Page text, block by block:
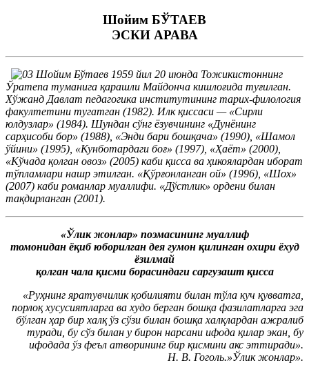
Шойим БЎТАЕВ
ЭСКИ АРАВА
Шойим Бўтаев 1959 йил 20 июнда Тожикистоннинг
Ўратепа туманига қарашли Майдонча кишлоғида туғилган.
Хўжанд Давлат педагогика институтининг тарих-филология
факултетини тугатган (1982). Илк қиссаси — «Сирли
юлдузлар» (1984). Шундан сўнг ёзувчининг «Дунёнинг
сарҳисоби бор» (1988), «Энди бари бошқача» (1990), «Шамол
ўйини» (1995), «Кунботардаги боғ» (1997), «Ҳаёт» (2000),
«Кўчада қолган овоз» (2005) каби қисса ва ҳикоялардан иборат
тўпламлари нашр этилган. «Қўрғонланган ой» (1996), «Шох»
(2007) каби романлар муаллифи. «Дўстлик» ордени билан
тақдирланган (2001).
«Ўлик жонлар» поэмасининг муаллиф
томонидан ёқиб юборилган дея гумон қилинган охири ёхуд
ёзилмай
қолган чала қисми борасиндаги саргузашт қисса
«Руҳнинг яратувчилик қобилияти билан тўла куч қувватга,
порлоқ хусусиятларга ва худо берган бошқа фазилатларга эга
бўлган ҳар бир халқ ўз сўзи билан бошқа халқлардан ажралиб
туради, бу сўз билан у бирон нарсани ифода қилар экан, бу
ифодада ўз феъл атворининг бир қисмини акс эттиради».
Н. В. Гоголь.»Ўлик жонлар».